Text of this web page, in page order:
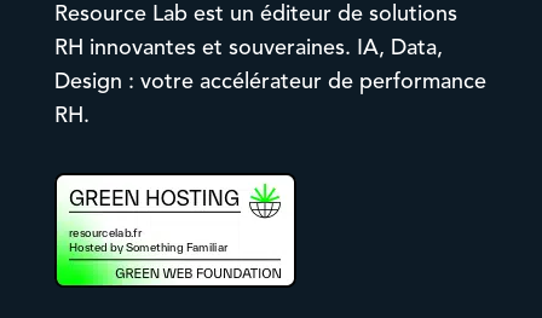
Resource Lab est un éditeur de solutions
RH innovantes et souveraines. IA, Data,
Design : votre accélérateur de performance
RH.